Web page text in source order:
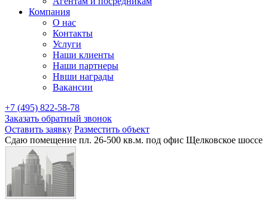
Компания
О нас
Контакты
Услуги
Наши клиенты
Наши партнеры
Нвши награды
Вакансии
+7 (495) 822-58-78
Заказать обратный звонок
Оставить заявку Разместить объект
Сдаю помещение пл. 26-500 кв.м. под офис Щелковское шоссе